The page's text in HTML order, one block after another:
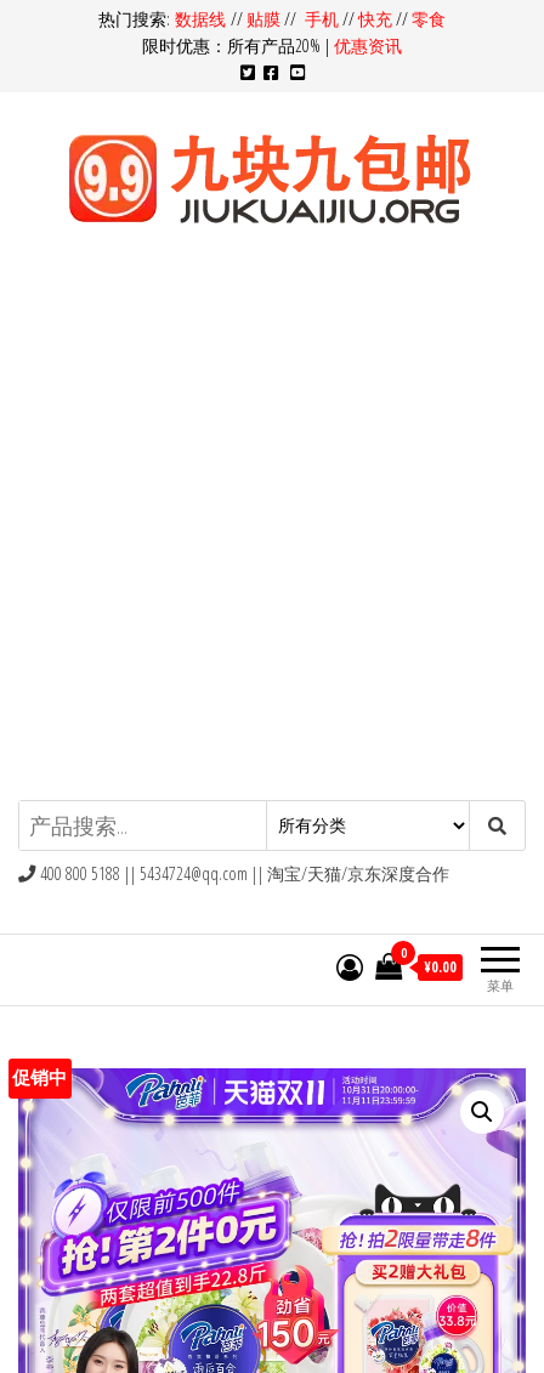
热门搜索: 数据线 // 贴膜// 手机//快充//零食
限时优惠：所有产品20% | 优惠资讯
九块九包邮,9块9包邮,9.9元包邮,九
块九官网
400 800 5188 || 5434724@qq.com || 淘宝/天猫/京东深度合作
菜单
0
¥0.00
促销中